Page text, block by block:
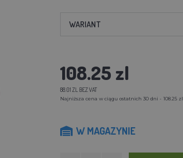
WARIANT
108.25 zl
88.01 ZL BEZ VAT
Najniższa cena w ciągu ostatnich 30 dni - 108.25 zl
W MAGAZYNIE